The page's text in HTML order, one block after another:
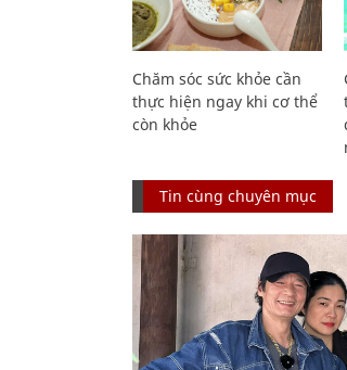
Chăm sóc sức khỏe cần
thực hiện ngay khi cơ thể
còn khỏe
Tin cùng chuyên mục